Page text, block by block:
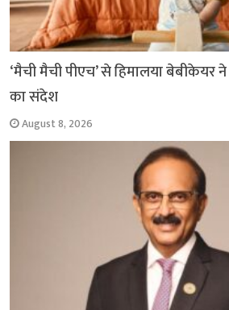
‘मैची मैची पीएच’ से हिमालया बेबीकेयर
का संदेश
August 8, 2026